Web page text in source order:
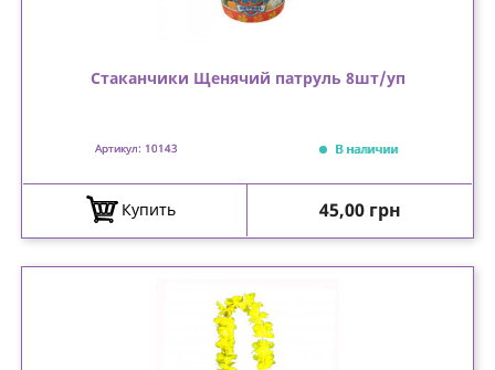
Стаканчики Щенячий патруль 8шт/уп
Артикул: 10143 В наличии
Купить Цена
45,00 грн